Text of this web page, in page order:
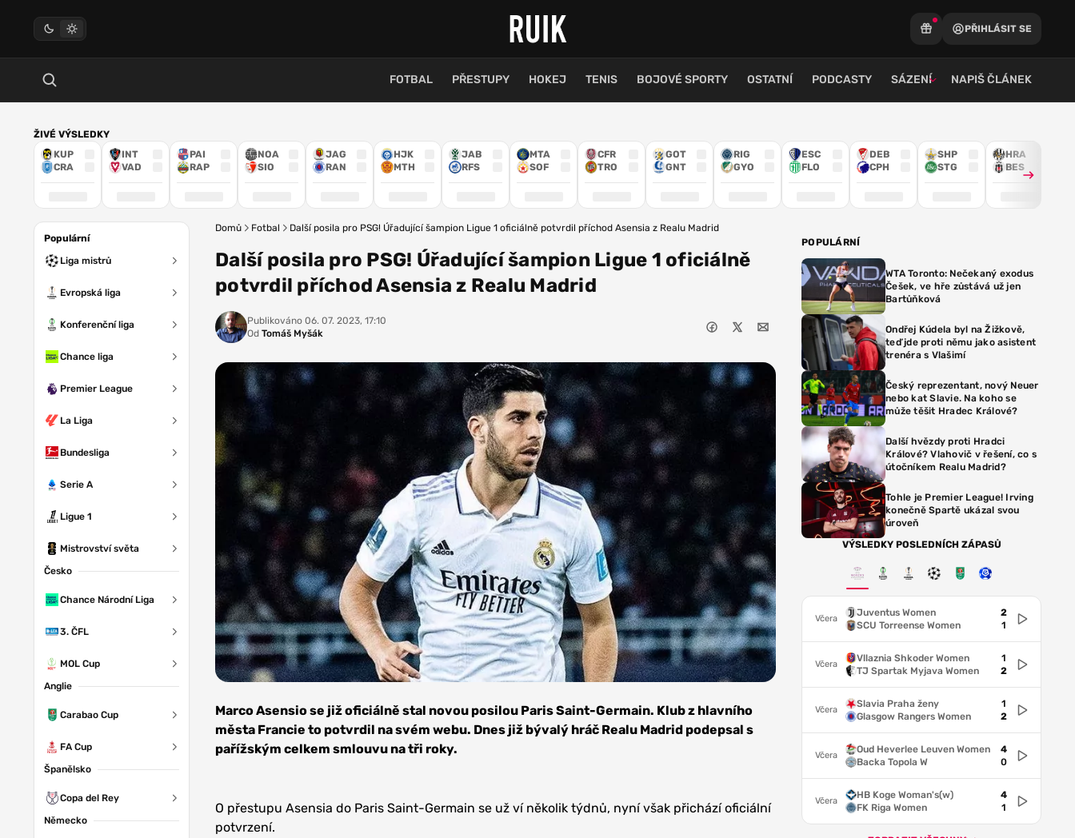
PŘIHLÁSIT SE
FOTBAL PŘESTUPY HOKEJ TENIS BOJOVÉ SPORTY OSTATNÍ PODCASTY SÁZENÍ NAPIŠ ČLÁNEK
ŽIVÉ VÝSLEDKY
KUP
CRA
INT
VAD
PAI
RAP
NOA
SIO
JAG
RAN
HJK
MTH
JAB
RFS
MTA
SOF
CFR
TRO
GOT
GNT
RIG
GYO
ESC
FLO
DEB
CPH
SHP
STG
HRA
BES
Populární
Liga mistrů
Evropská liga
Konferenční liga
Chance liga
Premier League
La Liga
Bundesliga
Serie A
Ligue 1
Mistrovství světa
Česko
Chance Národní Liga
3. ČFL
MOL Cup
Anglie
Carabao Cup
FA Cup
Španělsko
Copa del Rey
Německo
Domů Fotbal Další posila pro PSG! Úřadující šampion Ligue 1 oficiálně potvrdil příchod Asensia z Realu Madrid
Další posila pro PSG! Úřadující šampion Ligue 1 oficiálně
potvrdil příchod Asensia z Realu Madrid
Publikováno 06. 07. 2023, 17:10
Od Tomáš Myšák
Jordan
Bajo
Marco Asensio se již oficiálně stal novou posilou Paris Saint-Germain. Klub z hlavního
města Francie to potvrdil na svém webu. Dnes již bývalý hráč Realu Madrid podepsal s
pařížským celkem smlouvu na tři roky.
O přestupu Asensia do Paris Saint-Germain se už ví několik týdnů, nyní však přichází oficiální
potvrzení.
POPULÁRNÍ
WTA Toronto: Nečekaný exodus
Češek, ve hře zůstává už jen
Bartůňková
Ondřej Kúdela byl na Žižkově,
teď jde proti němu jako asistent
trenéra s Vlašimí
Český reprezentant, nový Neuer
nebo kat Slavie. Na koho se
může těšit Hradec Králové?
Další hvězdy proti Hradci
Králové? Vlahovič v řešení, co s
útočníkem Realu Madrid?
Tohle je Premier League! Irving
konečně Spartě ukázal svou
úroveň
VÝSLEDKY POSLEDNÍCH ZÁPASŮ
Včera
Juventus Women
SCU Torreense Women
2
1
Včera
Vllaznia Shkoder Women
TJ Spartak Myjava Women
1
2
Včera
Slavia Praha ženy
Glasgow Rangers Women
1
2
Včera
Oud Heverlee Leuven Women
Backa Topola W
4
0
Včera
HB Koge Woman's(w)
FK Riga Women
4
1